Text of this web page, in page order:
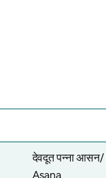
देवदूत पन्ना आसन/
Asana